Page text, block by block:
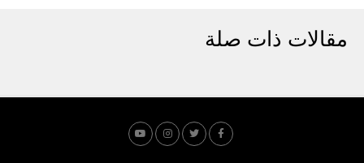
مقالات ذات صلة